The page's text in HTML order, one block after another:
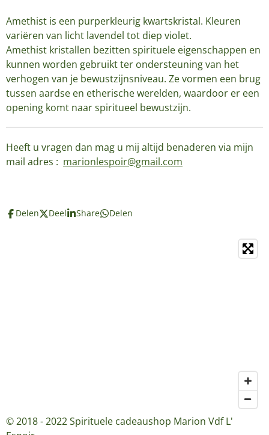
Amethist is een purperkleurig kwartskristal. Kleuren
variëren van licht lavendel tot diep violet.
Amethist kristallen bezitten spirituele eigenschappen en
kunnen worden gebruikt ter ondersteuning van het
verhogen van je bewustzijnsniveau. Ze vormen een brug
tussen aardse en etherische werelden, waardoor er een
opening komt naar spiritueel bewustzijn.
Heeft u vragen dan mag u mij altijd benaderen via mijn
mail adres : marionlespoir@gmail.com
Delen Deel Share Delen
© 2018 - 2022 Spirituele cadeaushop Marion Vdf L'